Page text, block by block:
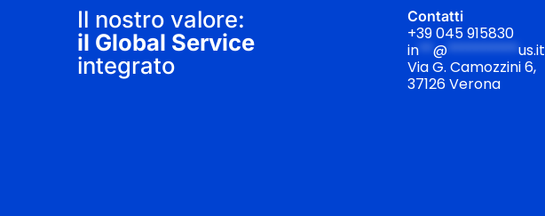
Il nostro valore:
il Global Service
integrato
Contatti
+39 045 915830
in**@**********us.it
Via G. Camozzini 6,
37126 Verona